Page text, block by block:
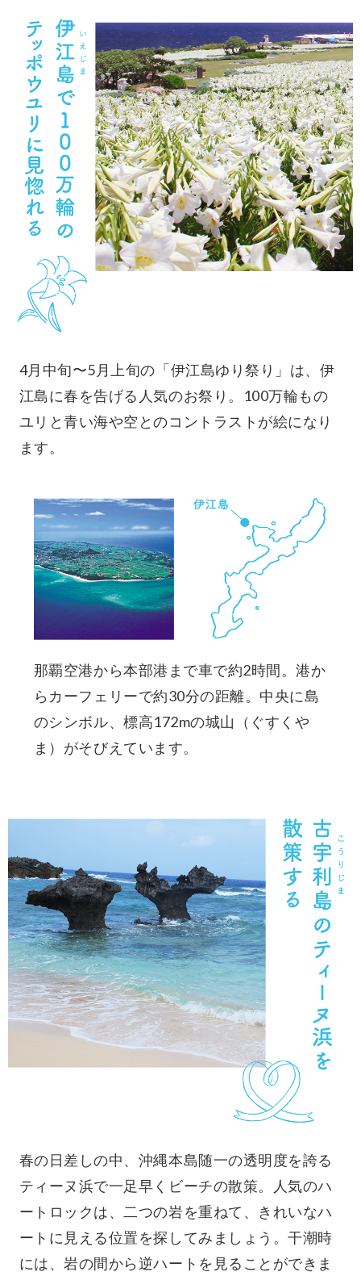
4月中旬〜5月上旬の「伊江島ゆり祭り」は、伊
江島に春を告げる人気のお祭り。100万輪もの
ユリと青い海や空とのコントラストが絵になり
ます。
那覇空港から本部港まで車で約2時間。港か
らカーフェリーで約30分の距離。中央に島
のシンボル、標高172mの城山（ぐすくや
ま）がそびえています。
春の日差しの中、沖縄本島随一の透明度を誇る
ティーヌ浜で一足早くビーチの散策。人気のハ
ートロックは、二つの岩を重ねて、きれいなハ
ートに見える位置を探してみましょう。干潮時
には、岩の間から逆ハートを見ることができま